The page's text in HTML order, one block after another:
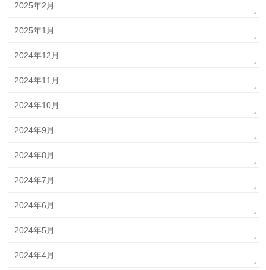
2025年2月
2025年1月
2024年12月
2024年11月
2024年10月
2024年9月
2024年8月
2024年7月
2024年6月
2024年5月
2024年4月